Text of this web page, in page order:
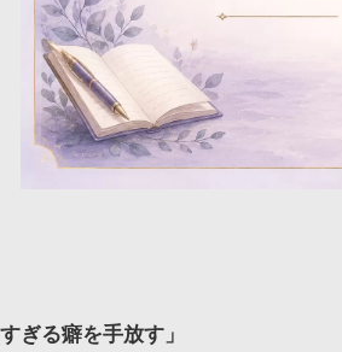
ぎる癖を手放す」